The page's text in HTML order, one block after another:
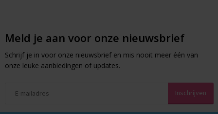
Meld je aan voor onze nieuwsbrief
Schrijf je in voor onze nieuwsbrief en mis nooit meer één van
onze leuke aanbiedingen of updates.